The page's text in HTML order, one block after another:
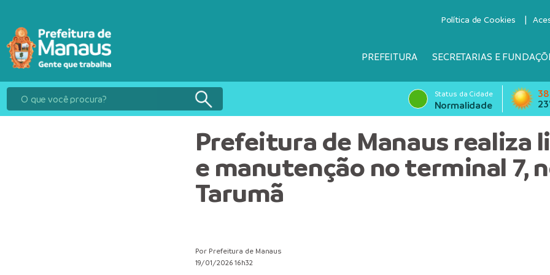
Política de Cookies
PREFEITURA SECRETARIAS E
Status da Cidade
Normalidade
Prefeitura de Manaus realiza
e manutenção no terminal 7,
Tarumã
Por Prefeitura de Manaus
19/01/2026 16h32